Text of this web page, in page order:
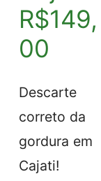
R$149,
00
Descarte
correto da
gordura em
Cajati!